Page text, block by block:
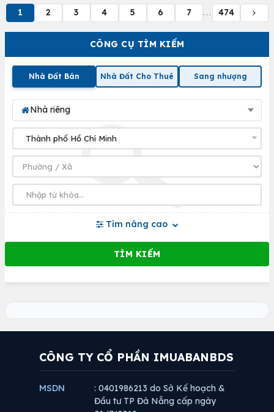
CÔNG CỤ TÌM KIẾM
Nhà Đất Bán Nhà Đất Cho Thuê Sang nhượng
Nhà riêng
Tìm nâng cao
1 2 3 4 5 6 7 ... 474
CÔNG TY CỔ PHẦN IMUABANBDS
MSDN
: 0401986213 do Sở Kế hoạch &
Đầu tư TP Đà Nẵng cấp ngày